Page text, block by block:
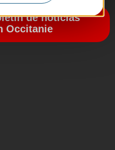
de noticias
Occitanie